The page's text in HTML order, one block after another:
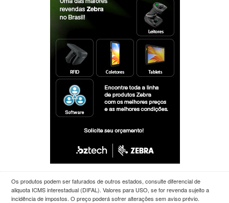
Os produtos podem ser faturados de outros estados, consulte diferencial de
aliquota ICMS interestadual (DIFAL). Valores para USO, se for revenda sujeito a
incidência de impostos. O preço poderá sofrer alterações sem aviso prévio.